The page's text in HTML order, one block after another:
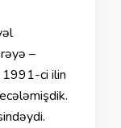
–
1991-ci ilin